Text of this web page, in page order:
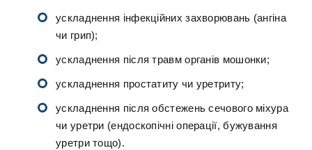
ускладнення інфекційних захворювань (ангіна
чи грип);
ускладнення після травм органів мошонки;
ускладнення простатиту чи уретриту;
ускладнення після обстежень сечового міхура
чи уретри (ендоскопічні операції, бужування
уретри тощо).